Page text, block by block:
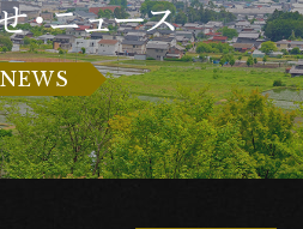
・ニュース
NEWS